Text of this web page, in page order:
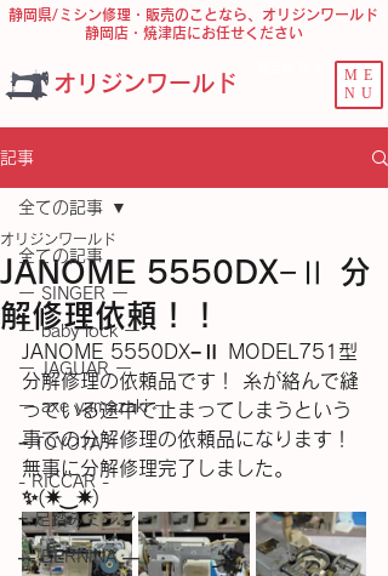
オリジンワールド
ME
NU
静岡県/ミシン修理・販売のことなら、オリジンワールド
静岡店・焼津店にお任せください
記事
全ての記事
ー SINGER ー
ー baby lock ー
ー JAGUAR ー
ー axe yamazaki ー
− TOYOTA −
- RICCAR -
− 足踏みミシン −
― BERNINA ―
全ての記事
JANOME 5550DX−Ⅱ 分
解修理依頼！！
オリジンワールド
JANOME 5550DX−Ⅱ MODEL751型
分解修理の依頼品です！ 糸が絡んで縫
っている途中で止まってしまうという
事での分解修理の依頼品になります！
無事に分解修理完了しました。
✨(⁠✷⁠‿⁠✷⁠)